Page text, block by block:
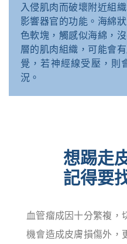
入侵肌肉而破壞附近組
影響器官的功能。海綿
色軟塊，觸感似海綿，
層的肌肉組織，可能會
覺，若神經線受壓，則
況。
想踢走
記得要
血管瘤成因十分繁複，
機會造成皮膚損傷外，